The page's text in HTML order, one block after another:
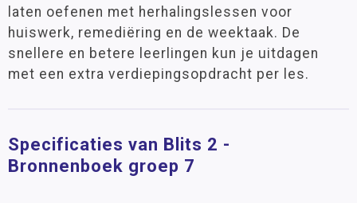
laten oefenen met herhalingslessen voor
huiswerk, remediëring en de weektaak. De
snellere en betere leerlingen kun je uitdagen
met een extra verdiepingsopdracht per les.
Specificaties van Blits 2 -
Bronnenboek groep 7